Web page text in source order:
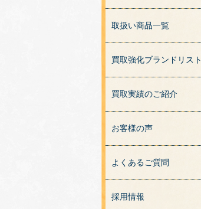
取扱い商品一覧
買取強化ブランドリスト
買取実績のご紹介
お客様の声
よくあるご質問
採用情報